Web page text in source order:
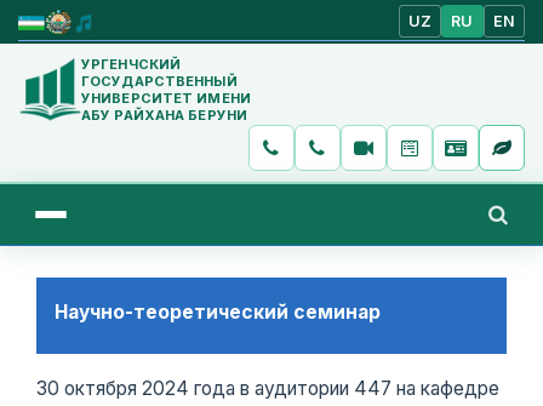
UZ RU EN
УРГЕНЧСКИЙ
ГОСУДАРСТВЕННЫЙ
УНИВЕРСИТЕТ ИМЕНИ
АБУ РАЙХАНА БЕРУНИ
Научно-теоретический семинар
30 октября 2024 года в аудитории 447 на кафедре